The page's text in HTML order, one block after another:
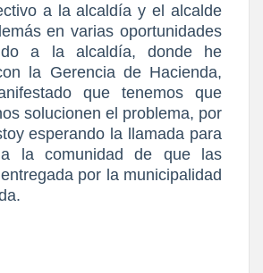
a la alcaldía y el alcalde
en varias oportunidades
a la alcaldía, donde he
la Gerencia de Hacienda,
que tenemos que
solucionen el problema, por
esperando la llamada para
a la comunidad de que las
por la municipalidad